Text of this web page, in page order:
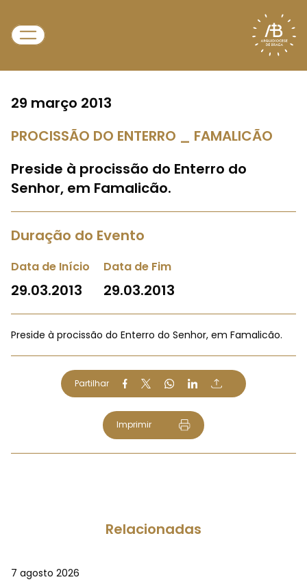
29 março 2013
PROCISSÃO DO ENTERRO _ FAMALICÃO
Preside à procissão do Enterro do
Senhor, em Famalicão.
Duração do Evento
Data de Início
29.03.2013
Data de Fim
29.03.2013
Preside à procissão do Enterro do Senhor, em Famalicão.
Partilhar
Imprimir
Relacionadas
7 agosto 2026